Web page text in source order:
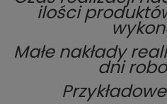
ilości
Małe nakłady
dni